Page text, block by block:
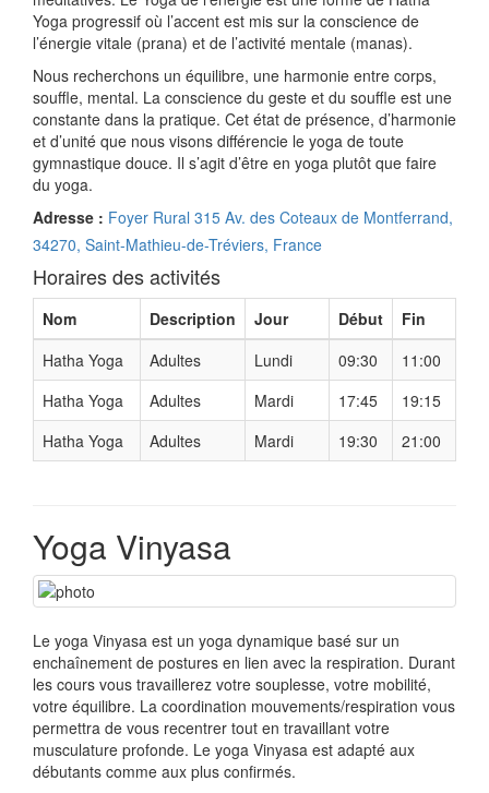
Yoga progressif où l’accent est mis sur la conscience de
l’énergie vitale (prana) et de l’activité mentale (manas).
Nous recherchons un équilibre, une harmonie entre corps,
souffle, mental. La conscience du geste et du souffle est une
constante dans la pratique. Cet état de présence, d’harmonie
et d’unité que nous visons différencie le yoga de toute
gymnastique douce. Il s’agit d’être en yoga plutôt que faire
du yoga.
Adresse : Foyer Rural 315 Av. des Coteaux de Montferrand,
34270, Saint-Mathieu-de-Tréviers, France
Horaires des activités
Nom Description Jour Début
Fin
Hatha Yoga
Adultes Lundi 09:30
11:00
Hatha Yoga
Adultes Mardi 17:45
19:15
Hatha Yoga
Adultes Mardi 19:30 21:00
Yoga Vinyasa
Le yoga Vinyasa est un yoga dynamique basé sur un
enchaînement de postures en lien avec la respiration. Durant
les cours vous travaillerez votre souplesse, votre mobilité,
votre équilibre. La coordination mouvements/respiration vous
permettra de vous recentrer tout en travaillant votre
musculature profonde. Le yoga Vinyasa est adapté aux
débutants comme aux plus confirmés.